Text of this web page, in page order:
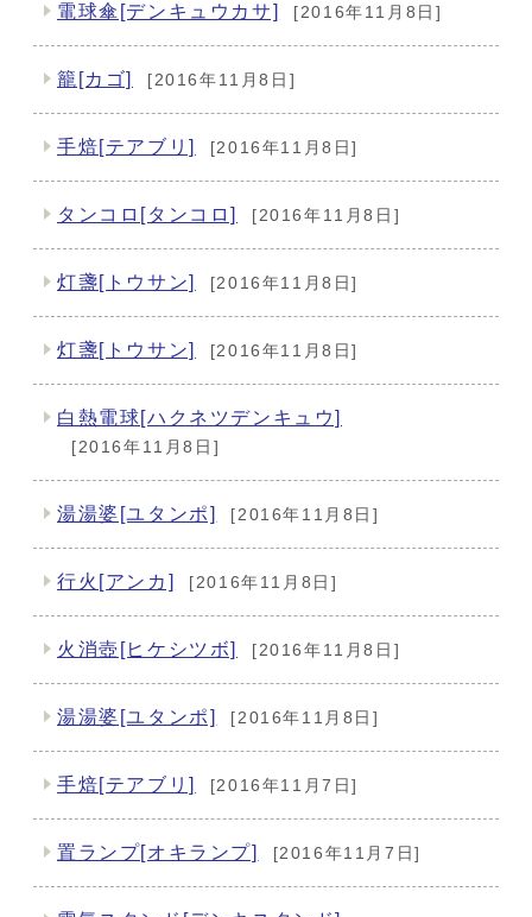
電球傘[デンキュウカサ] [2016年11月8日]
籠[カゴ] [2016年11月8日]
手焙[テアブリ] [2016年11月8日]
タンコロ[タンコロ] [2016年11月8日]
灯盞[トウサン] [2016年11月8日]
灯盞[トウサン] [2016年11月8日]
白熱電球[ハクネツデンキュウ]
[2016年11月8日]
湯湯婆[ユタンポ] [2016年11月8日]
行火[アンカ] [2016年11月8日]
火消壺[ヒケシツボ] [2016年11月8日]
湯湯婆[ユタンポ] [2016年11月8日]
手焙[テアブリ] [2016年11月7日]
置ランプ[オキランプ] [2016年11月7日]